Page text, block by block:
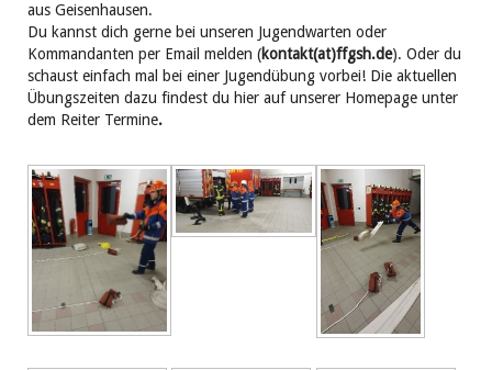
aus Geisenhausen.
Du kannst dich gerne bei unseren Jugendwarten oder
Kommandanten per Email melden (kontakt(at)ffgsh.de). Oder du
schaust einfach mal bei einer Jugendübung vorbei! Die aktuellen
Übungszeiten dazu findest du hier auf unserer Homepage unter
dem Reiter Termine.